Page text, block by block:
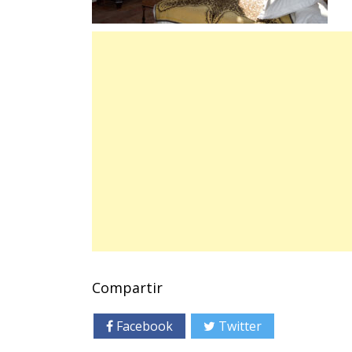
Compartir
Facebook Twitter